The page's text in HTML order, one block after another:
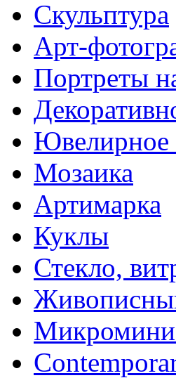
Скульптура
Арт-
Портреты
Ювелирное
Мозаика
Артимарка
Куклы
Стекло,